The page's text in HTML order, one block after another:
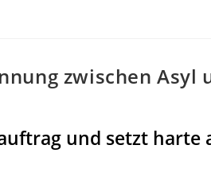
zwischen Asyl
und setzt harte